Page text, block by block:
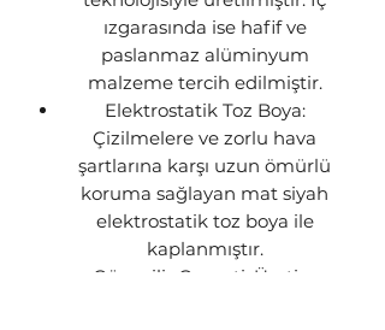
ızgarasında ise hafif ve
paslanmaz alüminyum
malzeme tercih edilmiştir.
Elektrostatik Toz Boya:
Çizilmelere ve zorlu hava
şartlarına karşı uzun ömürlü
koruma sağlayan mat siyah
elektrostatik toz boya ile
kaplanmıştır.
Güvenilir Garanti: Üretim